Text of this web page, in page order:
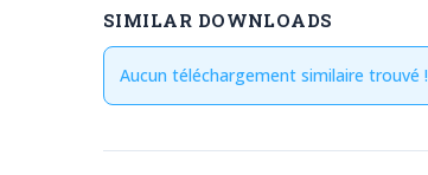
SIMILAR DOWNLOADS
Aucun téléchargement similaire trouvé !